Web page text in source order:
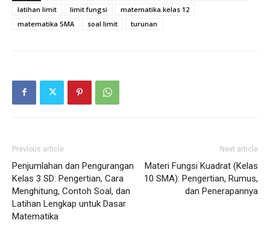
latihan limit
limit fungsi
matematika kelas 12
matematika SMA
soal limit turunan
Previous article
Penjumlahan dan Pengurangan
Kelas 3 SD: Pengertian, Cara
Menghitung, Contoh Soal, dan
Latihan Lengkap untuk Dasar
Matematika
Next article
Materi Fungsi Kuadrat (Kelas
10 SMA): Pengertian, Rumus,
dan Penerapannya